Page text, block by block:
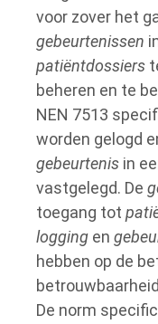
voor zover het
gebeurtenissen
patiëntdossiers
beheren en te
NEN 7513
worden gelogd
gebeurtenis in
vastgelegd. De
toegang tot
logging en
hebben op de
De norm